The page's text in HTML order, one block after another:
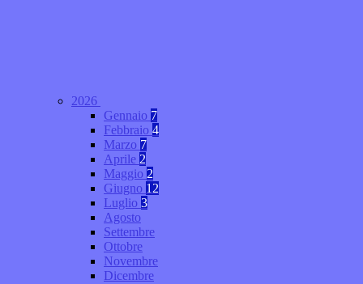
2026
Gennaio 7
Febbraio 4
Marzo 7
Aprile 2
Maggio 2
Giugno 12
Luglio 3
Agosto
Settembre
Ottobre
Novembre
Dicembre